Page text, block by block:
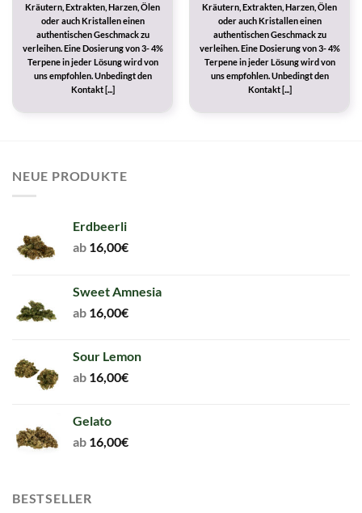
Kräutern, Extrakten, Harzen, Ölen
oder auch Kristallen einen
authentischen Geschmack zu
verleihen. Eine Dosierung von 3- 4%
Terpene in jeder Lösung wird von
uns empfohlen. Unbedingt den
Kontakt [...]
Kräutern, Extrakten, Harzen, Ölen
oder auch Kristallen einen
authentischen Geschmack zu
verleihen. Eine Dosierung von 3- 4%
Terpene in jeder Lösung wird von
uns empfohlen. Unbedingt den
Kontakt [...]
NEUE PRODUKTE
Erdbeerli
ab 16,00€
Sweet Amnesia
ab 16,00€
Sour Lemon
ab 16,00€
Gelato
ab 16,00€
BESTSELLER